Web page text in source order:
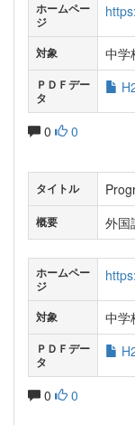
ホームペー
ジ
対象 中学
ＰＤＦデー
タ
0 0
タイトル
概要 外国
ホームペー
ジ
対象 中学
ＰＤＦデー
タ
0 0